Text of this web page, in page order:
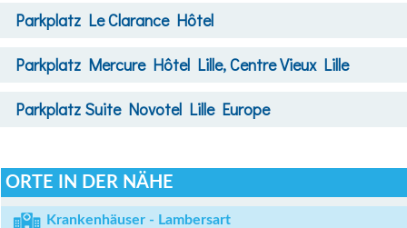
Parkplatz Le Clarance Hôtel
Parkplatz Mercure Hôtel Lille, Centre Vieux Lille
Parkplatz Suite Novotel Lille Europe
ORTE IN DER NÄHE
Krankenhäuser - Lambersart